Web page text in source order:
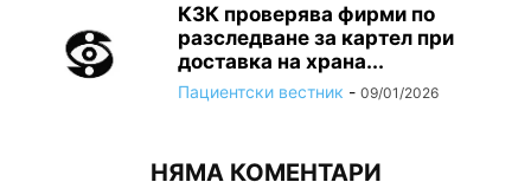
КЗК проверява фирми по
разследване за картел при
доставка на храна...
Пациентски вестник - 09/01/2026
НЯМА КОМЕНТАРИ